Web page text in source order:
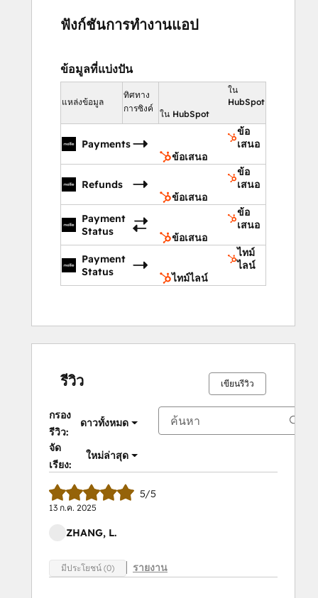
ฟังก์ชันการทำงานแอป
ข้อมูลที่แบ่งปัน
แหล่งข้อมูล
ทิศทาง
การซิงค์
ใน
HubSpot
ใน HubSpot
Payments
ข้อ
เสนอ
ข้อเสนอ
Refunds
ข้อ
เสนอ
ข้อเสนอ
Payment
Status
ข้อ
เสนอ
ข้อเสนอ
Payment
Status
ไทม์
ไลน์
ไทม์ไลน์
รีวิว เขียนรีวิว
กรอง
รีวิว:
ดาวทั้งหมด
จัด
เรียง:
ใหม่ล่าสุด
5/5
13 ก.ค. 2025
ZHANG, L.
มีประโยชน์ (0) รายงาน